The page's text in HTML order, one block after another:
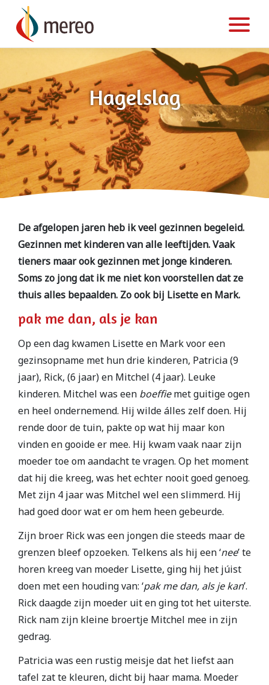
content
Hagelslag
De afgelopen jaren heb ik veel gezinnen begeleid.
Gezinnen met kinderen van alle leeftijden. Vaak
tieners maar ook gezinnen met jonge kinderen.
Soms zo jong dat ik me niet kon voorstellen dat ze
thuis alles bepaalden. Zo ook bij Lisette en Mark.
pak me dan, als je kan
Op een dag kwamen Lisette en Mark voor een
gezinsopname met hun drie kinderen, Patricia (9
jaar), Rick, (6 jaar) en Mitchel (4 jaar). Leuke
kinderen. Mitchel was een boeffiemet guitige ogen
en heel ondernemend. Hij wilde álles zelf doen. Hij
rende door de tuin, pakte op wat hij maar kon
vinden en gooide er mee. Hij kwam vaak naar zijn
moeder toe om aandacht te vragen. Op het moment
dat hij die kreeg, was het echter nooit goed genoeg.
Met zijn 4 jaar was Mitchel wel een slimmerd. Hij
had goed door wat er om hem heen gebeurde.
Zijn broer Rick was een jongen die steeds maar de
grenzen bleef opzoeken. Telkens als hij een ‘nee’ te
horen kreeg van moeder Lisette, ging hij het júist
doen met een houding van: ‘pak me dan, als je kan’.
Rick daagde zijn moeder uit en ging tot het uiterste.
Rick nam zijn kleine broertje Mitchel mee in zijn
gedrag.
Patricia was een rustig meisje dat het liefst aan
tafel zat te kleuren, dicht bij haar mama. Moeder